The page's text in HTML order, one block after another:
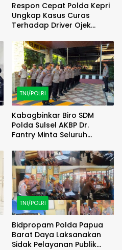
Respon Cepat Polda Kepri
Ungkap Kasus Curas
Terhadap Driver Ojek
Berhasil Diamankan
TNI/POLRI
Kabagbinkar Biro SDM
Polda Sulsel AKBP Dr.
Fantry Minta Seluruh
Debu
TNI/POLRI
Bidpropam Polda Papua
Barat Daya Laksanakan
Sidak Pelayanan Publik